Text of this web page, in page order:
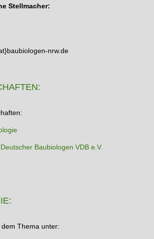
Stellmacher:
nrw.de
Baubiologen VDB e.V.
Thema unter: